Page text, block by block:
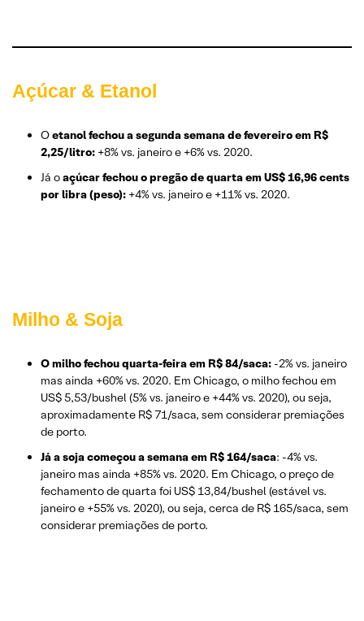
Açúcar & Etanol
Oetanol fechou a segunda semana de fevereiro em R$
2,25/litro: +8% vs. janeiro e +6% vs. 2020.
Já oaçúcar fechou o pregão de quarta em US$ 16,96 cents
por libra (peso): +4% vs. janeiro e +11% vs. 2020.
Milho & Soja
O milho fechou quarta-feira em R$ 84/saca: -2% vs. janeiro
mas ainda +60% vs. 2020. Em Chicago, o milho fechou em
US$ 5,53/bushel (5% vs. janeiro e +44% vs. 2020), ou seja,
aproximadamente R$ 71/saca, sem considerar premiações
de porto.
Já a soja começou a semana em R$ 164/saca: -4% vs.
janeiro mas ainda +85% vs. 2020. Em Chicago, o preço de
fechamento de quarta foi US$ 13,84/bushel (estável vs.
janeiro e +55% vs. 2020), ou seja, cerca de R$ 165/saca, sem
considerar premiações de porto.